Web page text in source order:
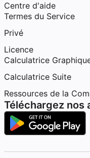
Centre d'aide
Termes du Service
Privé
Licence
Calculatrice
Calculatrice Suite
Ressources de la
Téléchargez nos